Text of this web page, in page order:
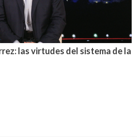
las virtudes del sistema de la